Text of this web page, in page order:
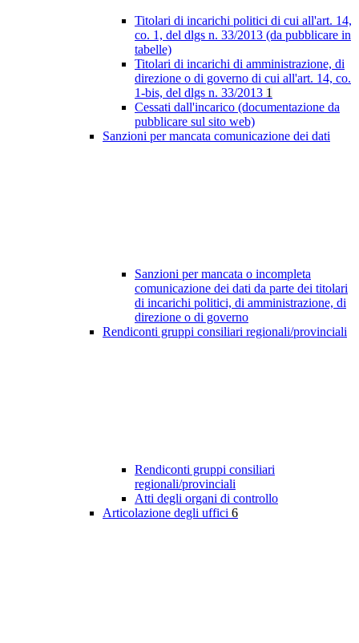
Titolari di incarichi politici di cui all'art. 14,
co. 1, del dlgs n. 33/2013 (da pubblicare in
tabelle)
Titolari di incarichi di amministrazione, di
direzione o di governo di cui all'art. 14, co.
1-bis, del dlgs n. 33/2013 1
Cessati dall'incarico (documentazione da
pubblicare sul sito web)
Sanzioni per mancata comunicazione dei dati
Sanzioni per mancata o incompleta
comunicazione dei dati da parte dei titolari
di incarichi politici, di amministrazione, di
direzione o di governo
Rendiconti gruppi consiliari regionali/provinciali
Rendiconti gruppi consiliari
regionali/provinciali
Atti degli organi di controllo
Articolazione degli uffici 6